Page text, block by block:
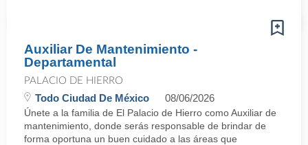
Auxiliar De Mantenimiento -
Departamental
PALACIO DE HIERRO
Todo Ciudad De México 08/06/2026
Únete a la familia de El Palacio de Hierro como Auxiliar de
mantenimiento, donde serás responsable de brindar de
forma oportuna un buen cuidado a las áreas que